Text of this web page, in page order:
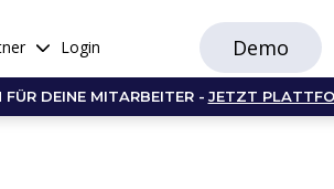
Login Demo
DEINE MITARBEITER - JETZT